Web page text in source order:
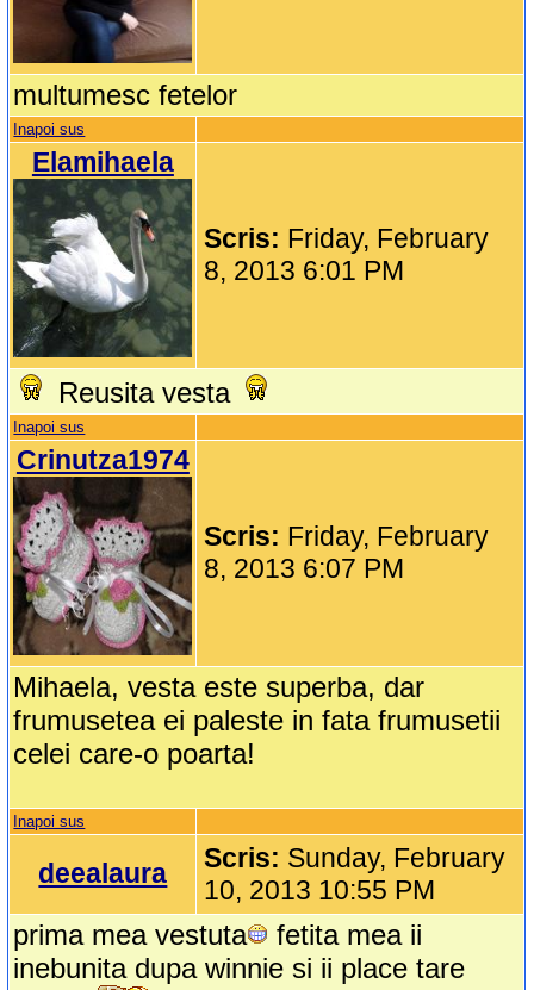
multumesc fetelor
Inapoi sus
Elamihaela
Scris: Friday, February
8, 2013 6:01 PM
Reusita vesta
Inapoi sus
Crinutza1974
Scris: Friday, February
8, 2013 6:07 PM
Mihaela, vesta este superba, dar
frumusetea ei paleste in fata frumusetii
celei care-o poarta!
Inapoi sus
deealaura Scris: Sunday, February
10, 2013 10:55 PM
prima mea vestuta
fetita mea ii
inebunita dupa winnie si ii place tare